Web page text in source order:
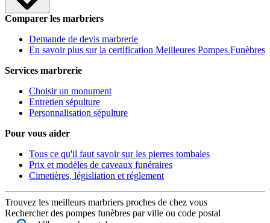
Comparer les marbriers
Demande de devis marbrerie
En savoir plus sur la certification Meilleures Pompes Funèbres
Services marbrerie
Choisir un monument
Entretien sépulture
Personnalisation sépulture
Pour vous aider
Tous ce qu'il faut savoir sur les pierres tombales
Prix et modèles de caveaux funéraires
Cimetières, législiation et réglement
Trouvez les meilleurs marbriers proches de chez vous
Rechercher des pompes funèbres par ville ou code postal